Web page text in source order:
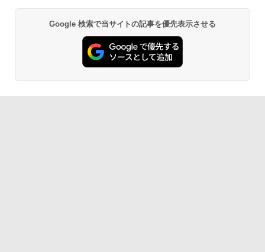
Google 検索で当サイトの記事を優先表示させる